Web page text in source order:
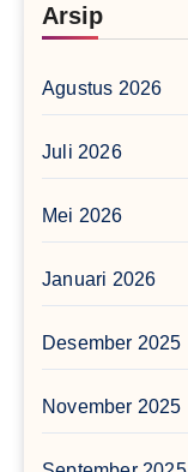
Arsip
Agustus 2026
Juli 2026
Mei 2026
Januari 2026
Desember 2025
November 2025